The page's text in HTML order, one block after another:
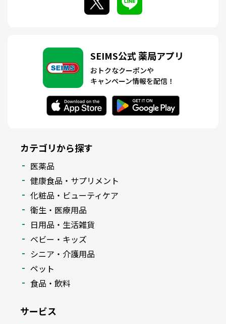
SEIMS公式 薬局アプリ
おトクなクーポンや
キャンペーン情報を配信！
カテゴリから探す
医薬品
健康食品・サプリメント
化粧品・ビューティケア
衛生・医療用品
日用品・生活雑貨
ベビー・キッズ
シニア・介護用品
ペット
食品・飲料
サービス